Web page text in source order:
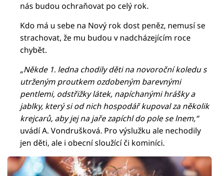
nás budou ochraňovat po celý rok.
Kdo má u sebe na Nový rok dost peněz, nemusí se
strachovat, že mu budou v nadcházejícím roce
chybět.
„Někde 1. ledna chodily děti na novoroční koledu s
utrženým proutkem ozdobeným barevnými
pentlemi, odstřižky látek, napíchanými hrášky a
jablky, který si od nich hospodář kupoval za několik
krejcarů, aby jej na jaře zapíchl do pole se lnem,“
uvádí A. Vondrušková. Pro výslužku ale nechodily
jen děti, ale i obecní sloužící či kominíci.